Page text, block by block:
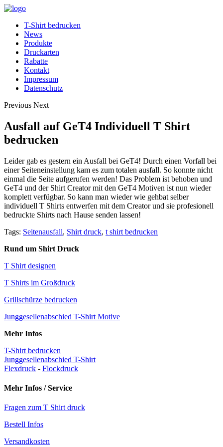
T-Shirt bedrucken
News
Produkte
Druckarten
Rabatte
Kontakt
Impressum
Datenschutz
Previous Next
Ausfall auf GeT4 Individuell T Shirt
bedrucken
Leider gab es gestern ein Ausfall bei GeT4! Durch einen Vorfall bei
einer Seiteneinstellung kam es zum totalen ausfall. So konnte nicht
einmal die Seite aufgerufen werden! Das Problem ist behoben und
GeT4 und der Shirt Creator mit den GeT4 Motiven ist nun wieder
komplett verfügbar. So kann man wieder wie gehbat selber
individuell T Shirts entwerfen mit dem Creator und sie profesionell
bedruckte Shirts nach Hause senden lassen!
Tags: Seitenausfall, Shirt druck, t shirt bedrucken
Rund um Shirt Druck
T Shirt designen
T Shirts im Großdruck
Grillschürze bedrucken
Junggesellenabschied T-Shirt Motive
Mehr Infos
T-Shirt bedrucken
Junggesellenabschied T-Shirt
Flexdruck - Flockdruck
Mehr Infos / Service
Fragen zum T Shirt druck
Bestell Infos
Versandkosten